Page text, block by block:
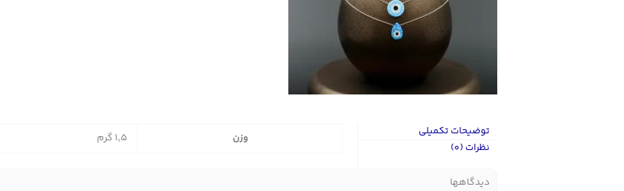
توضیحات تکمیلی
نظرات (0)
وزن 1,5 گرم
دیدگاهها